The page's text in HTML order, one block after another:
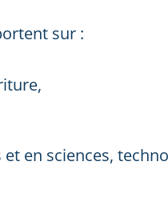
sur :
en sciences,